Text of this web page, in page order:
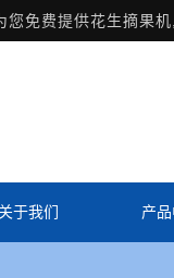
您免费提供花生摘果机
关于我们 产